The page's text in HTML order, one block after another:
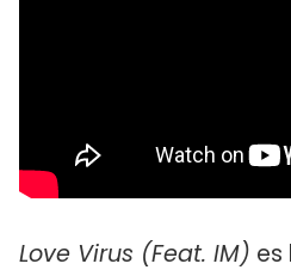
Love Virus (Feat. IM) es